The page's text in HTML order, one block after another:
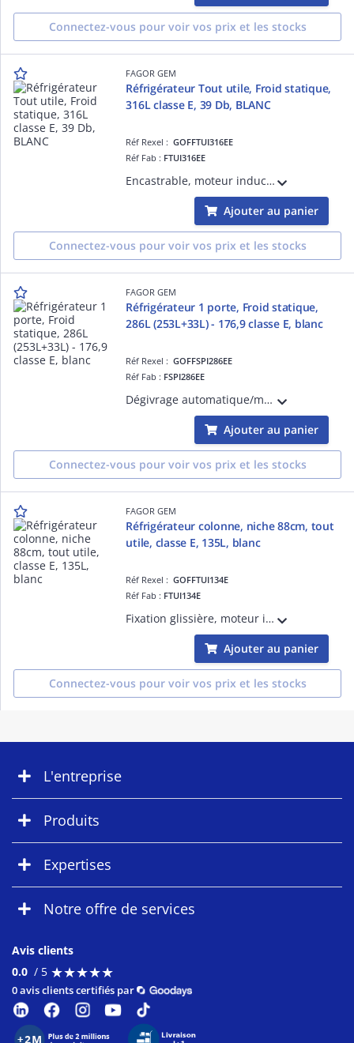
Connectez-vous pour voir vos prix et les stocks
FAGOR GEM
Réfrigérateur Tout utile, Froid statique,
316L classe E, 39 Db, BLANC
Réf Rexel :GOFFTUI316EE
Réf Fab : FTUI316EE
Encastrable, moteur induction, fixation gliddière, dégivrage automatique, thermostat électronique LED, éclairage Led, 5 clayettes verre finition silver, 5 balconnets finition silver, porte réversible
Ajouter au panier
Connectez-vous pour voir vos prix et les stocks
FAGOR GEM
Réfrigérateur 1 porte, Froid statique,
286L (253L+33L) - 176,9 classe E, blanc
Réf Rexel :GOFFSPI286EE
Réf Fab : FSPI286EE
Dégivrage automatique/manuel, Moteur Inverter, 37 Db, cogélateur 4 X, thermostat électronique, éclairage LED, 3 clayettes en verre, 3 balconnets, 1 dessus de bac à légume, alarme porte ouverte, fixation glissières, porte réversible
Ajouter au panier
Connectez-vous pour voir vos prix et les stocks
FAGOR GEM
Réfrigérateur colonne, niche 88cm, tout
utile, classe E, 135L, blanc
Réf Rexel :GOFFTUI134E
Réf Fab : FTUI134E
Fixation glissière, moteur induction, froid statique, dégivrage automatique, thermostat électronique LED, 2 clayettes verres, 3 balconnets, 1 dessus de bac à légumes, 1 bacs à légumes, 1 support à oeufs, porte réversible
Ajouter au panier
Connectez-vous pour voir vos prix et les stocks
L'entreprise
Produits
Expertises
Notre offre de services
Avis clients
0.0 / 5 ★★★★★
★★★★★
0 avis clients certifiés par